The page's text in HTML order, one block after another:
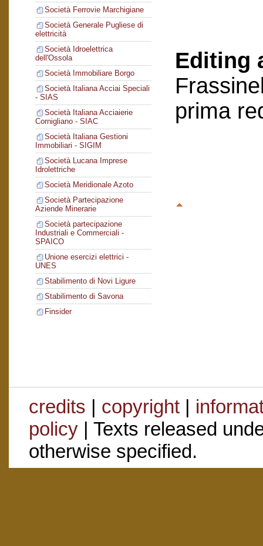
Società Ferrovie Marchigiane
Società Generale Pugliese di
elettricità
Società Idroelettrica
dell'Ossola
Società Immobiliare Borgo
Società Italiana Acciai Speciali
- SIAS
Società Italiana Acciaierie
Cornigliano - SIAC
Società Italiana Gestioni
Immobiliari - SIGIM
Società Lucana Imprese
Idrolettriche
Società Meridionale Azoto
Società Partecipazione
Aziende Minerarie
Società partecipazione
Industriali e Commerciali -
SPAICO
Unione esercizi elettrici -
UNES
Stabilimento di Novi Ligure
Stabilimento di Savona
Finsider
Editing
prima
credits | copyright|
policy| Texts released
otherwise specified.